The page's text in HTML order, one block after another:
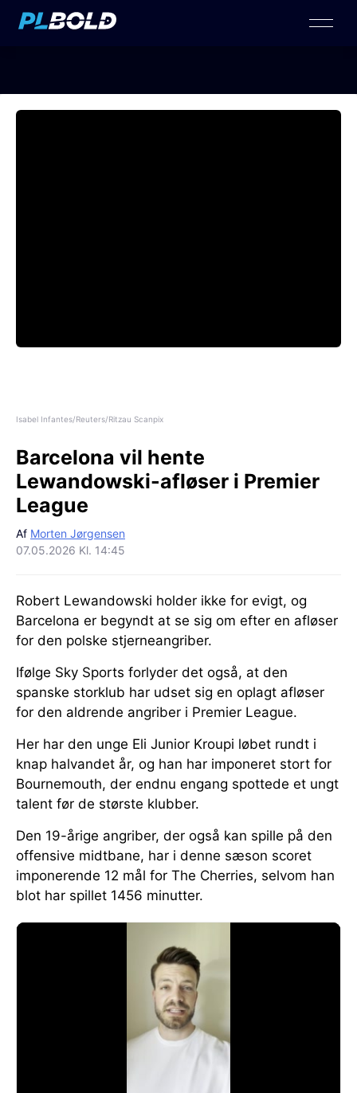
Isabel Infantes/Reuters/Ritzau Scanpix
Barcelona vil hente
Lewandowski-afløser i Premier
League
Af Morten Jørgensen
07.05.2026 Kl. 14:45
Robert Lewandowski holder ikke for evigt, og
Barcelona er begyndt at se sig om efter en afløser
for den polske stjerneangriber.
Ifølge Sky Sports forlyder det også, at den
spanske storklub har udset sig en oplagt afløser
for den aldrende angriber i Premier League.
Her har den unge Eli Junior Kroupi løbet rundt i
knap halvandet år, og han har imponeret stort for
Bournemouth, der endnu engang spottede et ungt
talent før de største klubber.
Den 19-årige angriber, der også kan spille på den
offensive midtbane, har i denne sæson scoret
imponerende 12 mål for The Cherries, selvom han
blot har spillet 1456 minutter.